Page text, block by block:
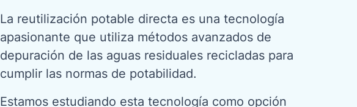
La reutilización potable directa es una tecnología
apasionante que utiliza métodos avanzados de
depuración de las aguas residuales recicladas para
cumplir las normas de potabilidad.
Estamos estudiando esta tecnología como opción